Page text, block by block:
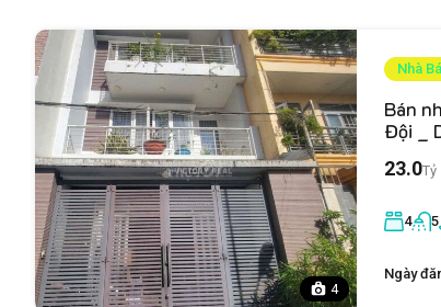
4
Nhà
Bán
Đội _
23.0Tỷ
4 5
Ngày